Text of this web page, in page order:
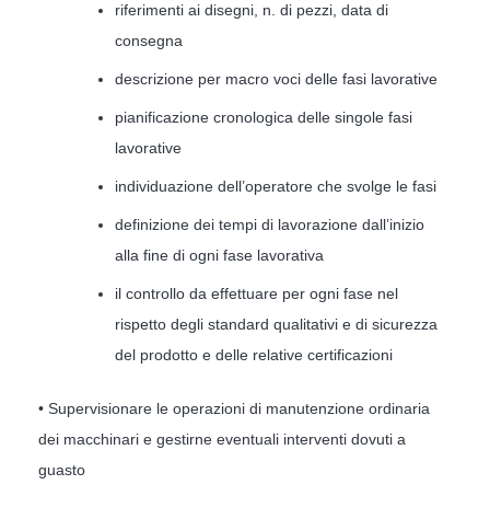
riferimenti ai disegni, n. di pezzi, data di
consegna
descrizione per macro voci delle fasi lavorative
pianificazione cronologica delle singole fasi
lavorative
individuazione dell’operatore che svolge le fasi
definizione dei tempi di lavorazione dall’inizio
alla fine di ogni fase lavorativa
il controllo da effettuare per ogni fase nel
rispetto degli standard qualitativi e di sicurezza
del prodotto e delle relative certificazioni
• Supervisionare le operazioni di manutenzione ordinaria
dei macchinari e gestirne eventuali interventi dovuti a
guasto